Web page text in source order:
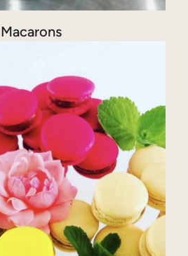
Macarons